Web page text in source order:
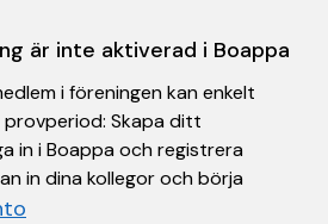
är inte aktiverad i Boappa
i föreningen kan enkelt
Skapa ditt
in i Boappa och registrera
in dina kollegor och börja